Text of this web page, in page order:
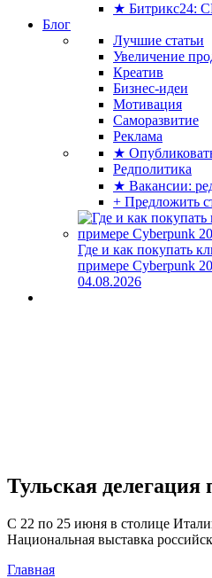
★ Битрикс24:
Блог
Лучшие статьи
Увеличение
Креатив
Бизнес-идеи
Мотивация
Саморазвитие
Реклама
★
Редполитика
★ Вакансии:
+ Предложить
Где и как покупать
примере Cyberpunk
04.08.2026
Тульская
С 22 по 25 июня в столице
Национальная выставка
Главная